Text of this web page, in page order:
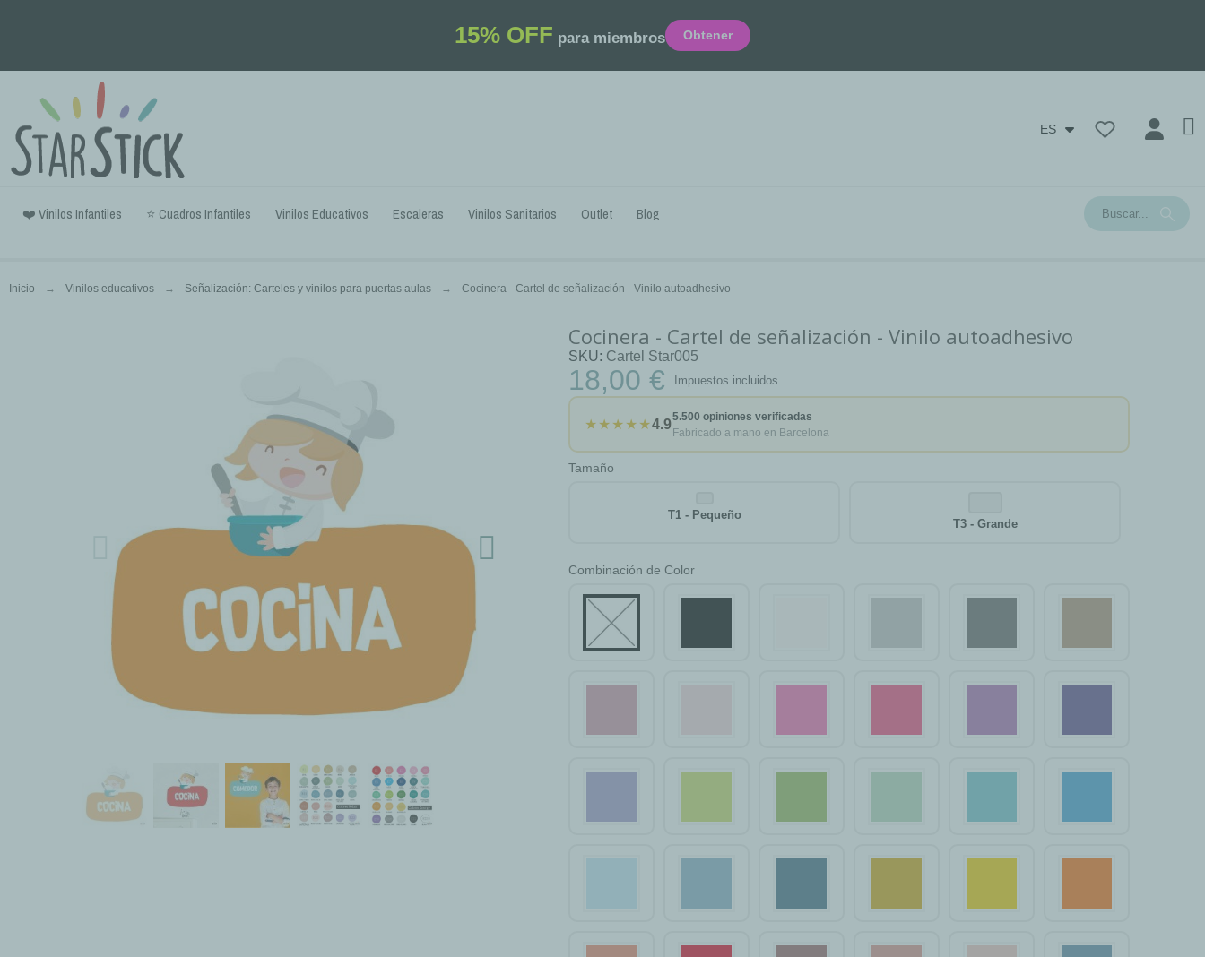
15% OFF para miembros Obtener
ES
❤️ Vinilos Infantiles ⭐ Cuadros Infantiles Vinilos Educativos Escaleras Vinilos Sanitarios Outlet Blog
Inicio Vinilos educativos Señalización: Carteles y vinilos para puertas aulas Cocinera - Cartel de señalización - Vinilo autoadhesivo
Cocinera - Cartel de señalización - Vinilo autoadhesivo
SKU Cartel Star005
18,00 € Impuestos incluidos
★★★★★4.9
5.500 opiniones verificadas
Fabricado a mano en Barcelona
Tamaño
T1 - Pequeño
T3 - Grande
Combinación de Color